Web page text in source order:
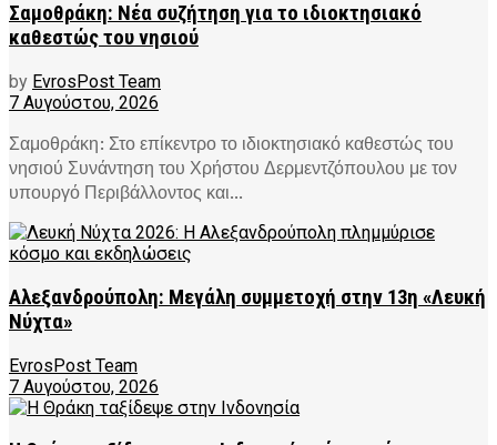
Σαμοθράκη: Νέα συζήτηση για το ιδιοκτησιακό
καθεστώς του νησιού
by EvrosPost Team
7 Αυγούστου, 2026
Σαμοθράκη: Στο επίκεντρο το ιδιοκτησιακό καθεστώς του
νησιού Συνάντηση του Χρήστου Δερμεντζόπουλου με τον
υπουργό Περιβάλλοντος και...
Αλεξανδρούπολη: Μεγάλη συμμετοχή στην 13η «Λευκή
Νύχτα»
EvrosPost Team
7 Αυγούστου, 2026